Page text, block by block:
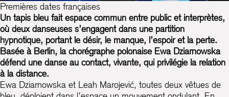
Premières dates françaises
Un tapis bleu fait espace commun entre public et interprètes,
où deux danseuses s’engagent dans une partition
hypnotique, portant le désir, le manque, l’espoir et la perte.
Basée à Berlin, la chorégraphe polonaise Ewa Dziarnowska
défend une danse au contact, vivante, qui privilégie la relation
à la distance.
Ewa Dziarnowska et Leah Marojević, toutes deux vêtues de